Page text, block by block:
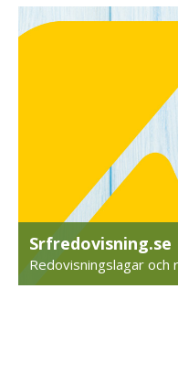
Srfredovisning.se
Redovisningslagar och